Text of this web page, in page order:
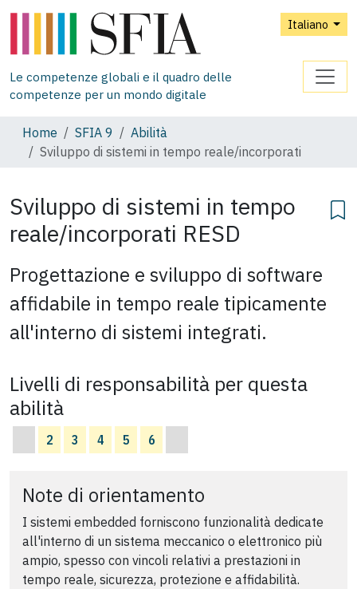
Italiano
Le competenze globali e il quadro delle
competenze per un mondo digitale
Home SFIA 9
Abilità
Sviluppo di sistemi in tempo reale/incorporati
Sviluppo di sistemi in tempo
reale/incorporati RESD
Progettazione e sviluppo di software
affidabile in tempo reale tipicamente
all'interno di sistemi integrati.
Livelli di responsabilità per questa
abilità
2 3 4 5 6
Note di orientamento
I sistemi embedded forniscono funzionalità dedicate
all'interno di un sistema meccanico o elettronico più
ampio, spesso con vincoli relativi a prestazioni in
tempo reale, sicurezza, protezione e affidabilità.